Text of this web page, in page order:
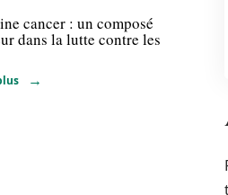
cancer : un composé
dans la lutte contre les